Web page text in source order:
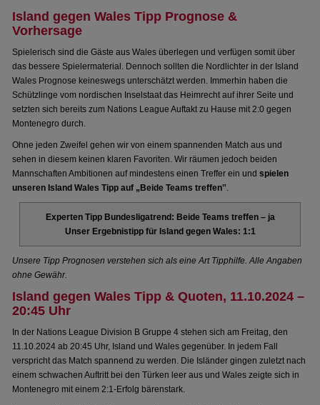
Island gegen Wales Tipp Prognose &
Vorhersage
Spielerisch sind die Gäste aus Wales überlegen und verfügen somit über
das bessere Spielermaterial. Dennoch sollten die Nordlichter in der Island
Wales Prognose keineswegs unterschätzt werden. Immerhin haben die
Schützlinge vom nordischen Inselstaat das Heimrecht auf ihrer Seite und
setzten sich bereits zum Nations League Auftakt zu Hause mit 2:0 gegen
Montenegro durch.
Ohne jeden Zweifel gehen wir von einem spannenden Match aus und
sehen in diesem keinen klaren Favoriten. Wir räumen jedoch beiden
Mannschaften Ambitionen auf mindestens einen Treffer ein undspielen
unseren Island Wales Tipp auf „Beide Teams treffen‟.
Experten Tipp Bundesligatrend: Beide Teams treffen – ja
Unser Ergebnistipp für Island gegen Wales: 1:1
Unsere Tipp Prognosen verstehen sich als eine Art Tipphilfe. Alle Angaben
ohne Gewähr.
Island gegen Wales Tipp & Quoten, 11.10.2024 –
20:45 Uhr
In der Nations League Division B Gruppe 4 stehen sich am Freitag, den
11.10.2024 ab 20:45 Uhr, Island und Wales gegenüber. In jedem Fall
verspricht das Match spannend zu werden. Die Isländer gingen zuletzt nach
einem schwachen Auftritt bei den Türken leer aus und Wales zeigte sich in
Montenegro mit einem 2:1-Erfolg bärenstark.